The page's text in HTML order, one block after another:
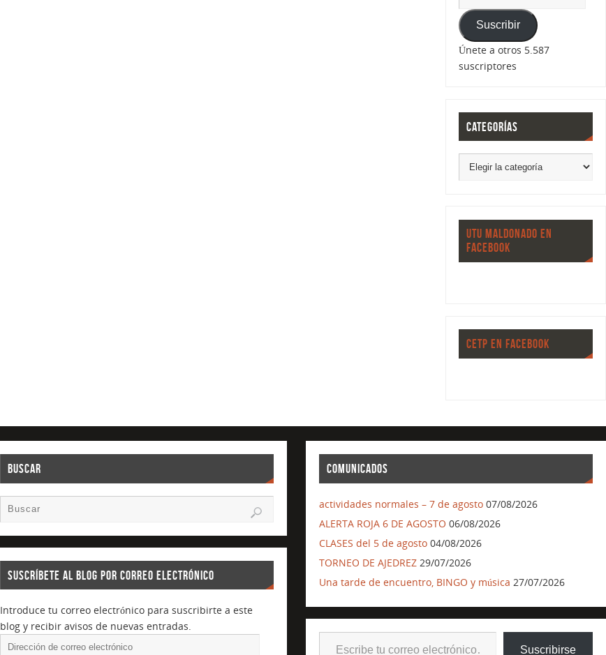
Suscribir
Únete a otros 5.587
suscriptores
CATEGORÍAS
UTU MALDONADO EN
FACEBOOK
CETP EN FACEBOOK
BUSCAR
SUSCRÍBETE AL BLOG POR CORREO ELECTRÓNICO
Introduce tu correo electrónico para suscribirte a este
blog y recibir avisos de nuevas entradas.
COMUNICADOS
actividades normales – 7 de agosto 07/08/2026
ALERTA ROJA 6 DE AGOSTO 06/08/2026
CLASES del 5 de agosto 04/08/2026
TORNEO DE AJEDREZ 29/07/2026
Una tarde de encuentro, BINGO y música 27/07/2026
Suscribirse